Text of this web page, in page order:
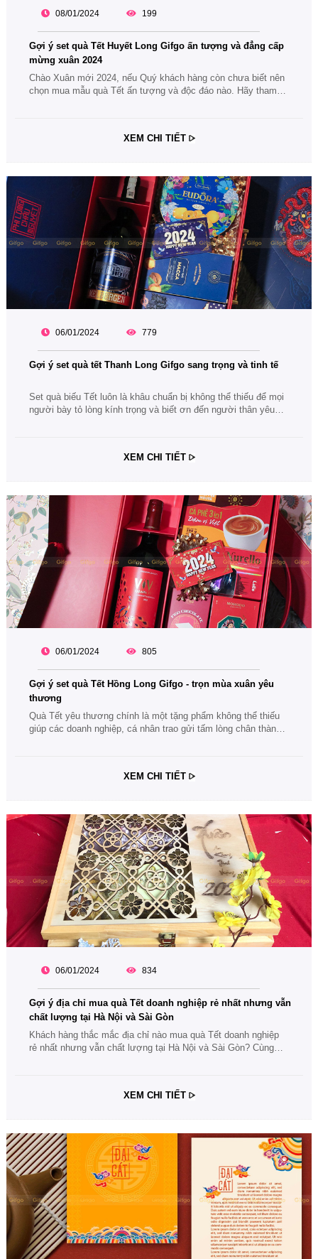
08/01/2024 199
Gợi ý set quà Tết Huyết Long Gifgo ấn tượng và đẳng cấp
mừng xuân 2024
Chào Xuân mới 2024, nếu Quý khách hàng còn chưa biết nên
chọn mua mẫu quà Tết ấn tượng và độc đáo nào. Hãy tham
XEM CHI TIẾT
06/01/2024 779
Gợi ý set quà tết Thanh Long Gifgo sang trọng và tinh tế
Set quà biếu Tết luôn là khâu chuẩn bị không thể thiếu để mọi
người bày tỏ lòng kính trọng và biết ơn đến người thân yêu
XEM CHI TIẾT
06/01/2024 805
Gợi ý set quà Tết Hồng Long Gifgo - trọn mùa xuân yêu
thương
Quà Tết yêu thương chính là một tặng phẩm không thể thiếu
giúp các doanh nghiệp, cá nhân trao gửi tấm lòng chân thành
XEM CHI TIẾT
06/01/2024 834
Gợi ý địa chỉ mua quà Tết doanh nghiệp rẻ nhất nhưng vẫn
chất lượng tại Hà Nội và Sài Gòn
Khách hàng thắc mắc địa chỉ nào mua quà Tết doanh nghiệp
rẻ nhất nhưng vẫn chất lượng tại Hà Nội và Sài Gòn? Cùng
XEM CHI TIẾT